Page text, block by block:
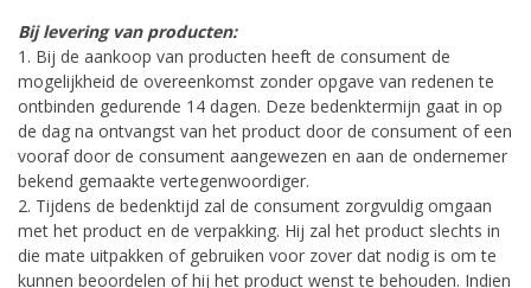
Bij levering van producten:
1. Bij de aankoop van producten heeft de consument de
mogelijkheid de overeenkomst zonder opgave van redenen te
ontbinden gedurende 14 dagen. Deze bedenktermijn gaat in op
de dag na ontvangst van het product door de consument of een
vooraf door de consument aangewezen en aan de ondernemer
bekend gemaakte vertegenwoordiger.
2. Tijdens de bedenktijd zal de consument zorgvuldig omgaan
met het product en de verpakking. Hij zal het product slechts in
die mate uitpakken of gebruiken voor zover dat nodig is om te
kunnen beoordelen of hij het product wenst te behouden. Indien